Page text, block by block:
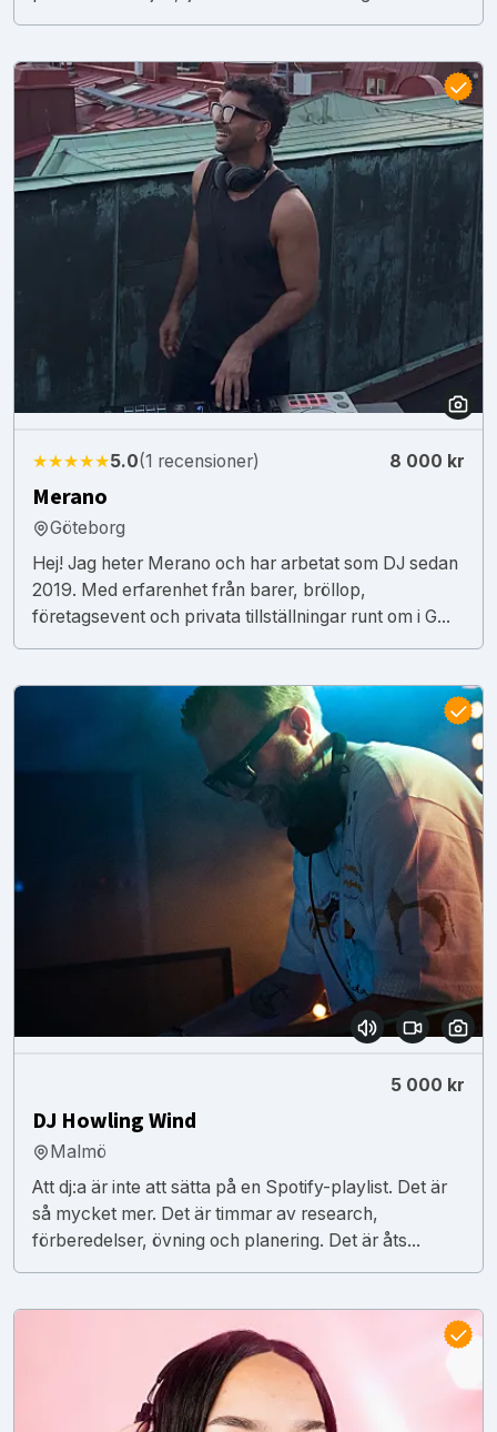
★★★★★5.0(1 recensioner) 8 000 kr
Merano
Göteborg
Hej! Jag heter Merano och har arbetat som DJ sedan
2019. Med erfarenhet från barer, bröllop,
företagsevent och privata tillställningar runt om i G...
5 000 kr
DJ Howling Wind
Malmö
Att dj:a är inte att sätta på en Spotify-playlist. Det är
så mycket mer. Det är timmar av research,
förberedelser, övning och planering. Det är åts...